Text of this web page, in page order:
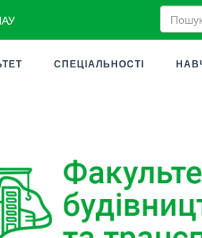
СПЕЦІАЛЬНОСТІ